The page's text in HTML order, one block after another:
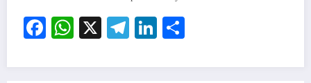
Facebook
WhatsApp
X Telegram
LinkedIn